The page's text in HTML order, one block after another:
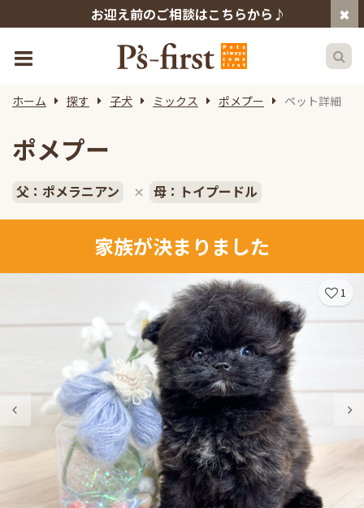
お迎え前のご相談はこちらから♪
ホーム 探す 子犬 ミックス ポメプー ペット詳細
ポメプー
父：ポメラニアン × 母：トイプードル
家族が決まりました
1